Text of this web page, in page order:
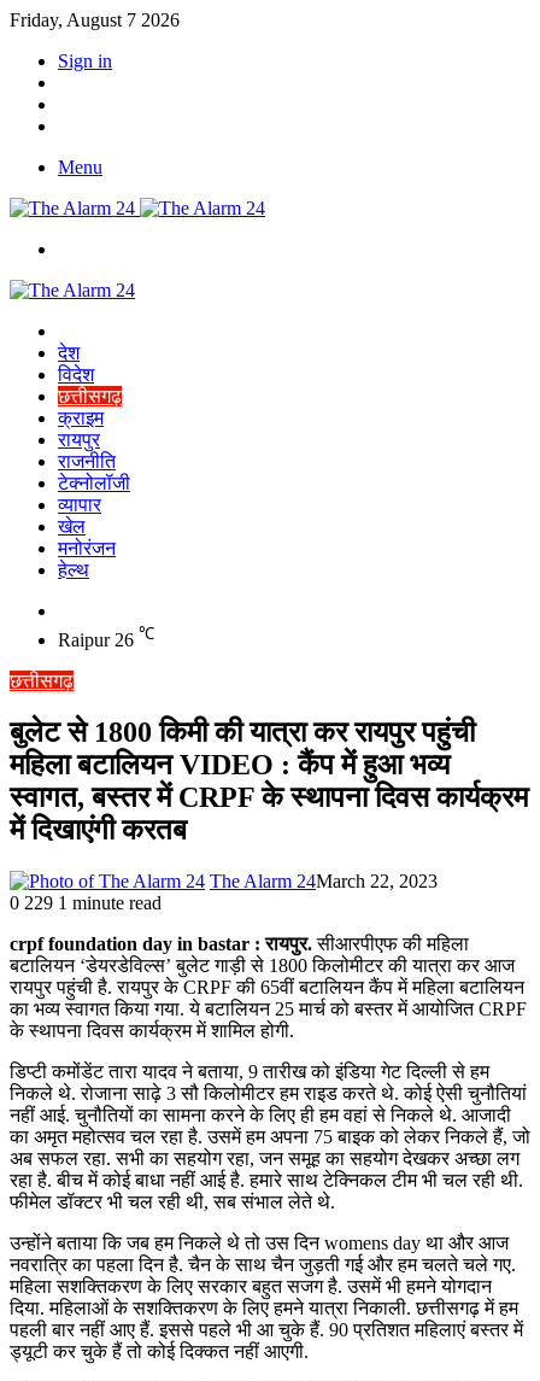
Friday, August 7 2026
Sign in
Menu
देश
विदेश
छत्तीसगढ़
क्राइम
रायपुर
राजनीति
टेक्नोलॉजी
व्यापार
खेल
मनोरंजन
हेल्थ
skin
Raipur 26 ℃
छत्तीसगढ़
बुलेट से 1800 किमी की यात्रा कर रायपुर पहुंची
महिला बटालियन VIDEO : कैंप में हुआ भव्य
स्वागत, बस्तर में CRPF के स्थापना दिवस कार्यक्रम
में दिखाएंगी करतब
The Alarm 24March 22, 2023
0 229 1 minute read
crpf foundation day in bastar : रायपुर.सीआरपीएफ की महिला
बटालियन ‘डेयरडेविल्स’ बुलेट गाड़ी से 1800 किलोमीटर की यात्रा कर आज
रायपुर पहुंची है. रायपुर के CRPF की 65वीं बटालियन कैंप में महिला बटालियन
का भव्य स्वागत किया गया. ये बटालियन 25 मार्च को बस्तर में आयोजित CRPF
के स्थापना दिवस कार्यक्रम में शामिल होगी.
डिप्टी कमोंडेंट तारा यादव ने बताया, 9 तारीख को इंडिया गेट दिल्ली से हम
निकले थे. रोजाना साढ़े 3 सौ किलोमीटर हम राइड करते थे. कोई ऐसी चुनौतियां
नहीं आई. चुनौतियों का सामना करने के लिए ही हम वहां से निकले थे. आजादी
का अमृत महोत्सव चल रहा है. उसमें हम अपना 75 बाइक को लेकर निकले हैं, जो
अब सफल रहा. सभी का सहयोग रहा, जन समूह का सहयोग देखकर अच्छा लग
रहा है. बीच में कोई बाधा नहीं आई है. हमारे साथ टेक्निकल टीम भी चल रही थी.
फीमेल डॉक्टर भी चल रही थी, सब संभाल लेते थे.
उन्होंने बताया कि जब हम निकले थे तो उस दिन womens day था और आज
नवरात्रि का पहला दिन है. चैन के साथ चैन जुड़ती गई और हम चलते चले गए.
महिला सशक्तिकरण के लिए सरकार बहुत सजग है. उसमें भी हमने योगदान
दिया. महिलाओं के सशक्तिकरण के लिए हमने यात्रा निकाली. छत्तीसगढ़ में हम
पहली बार नहीं आए हैं. इससे पहले भी आ चुके हैं. 90 प्रतिशत महिलाएं बस्तर में
ड्यूटी कर चुके हैं तो कोई दिक्कत नहीं आएगी.